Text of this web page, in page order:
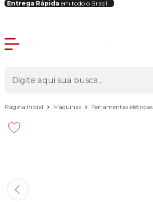
Entrega Rápida em todo o Brasil
Página Inicial Máquinas Ferramentas elétricas